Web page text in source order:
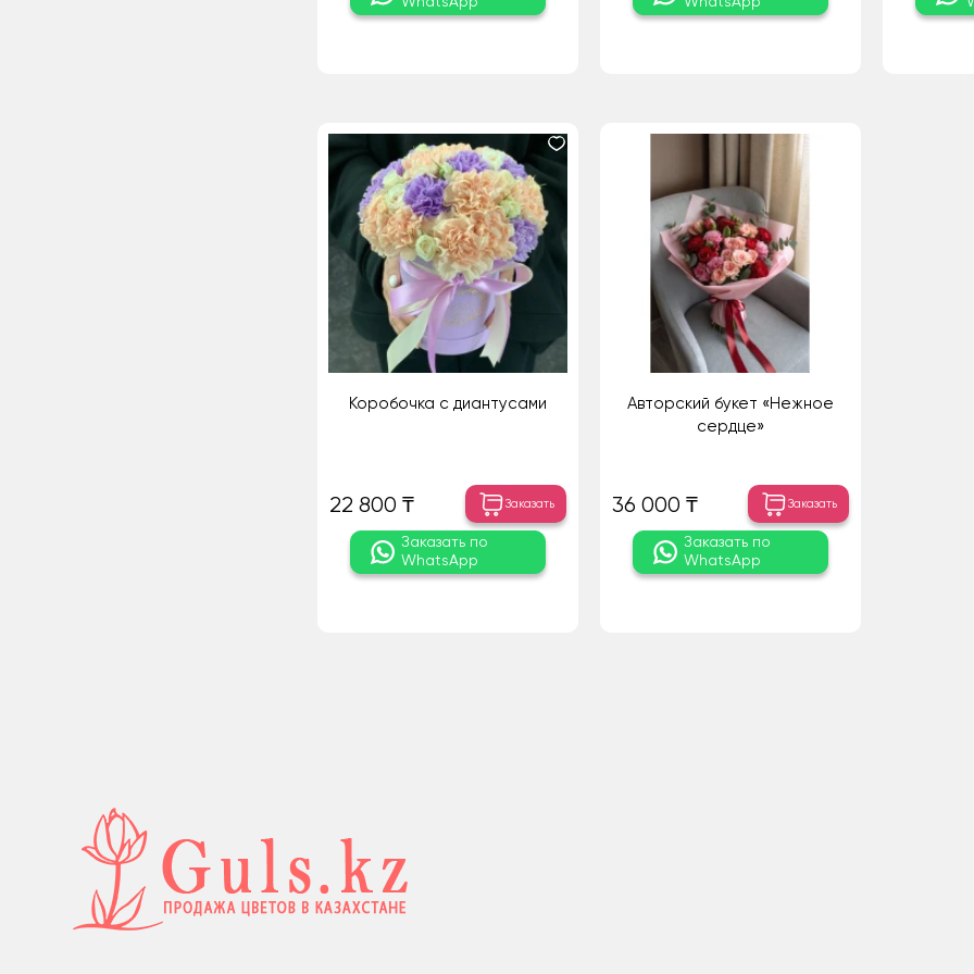
Коробочка с диантусами
22 800 ₸ Заказать
Заказать по
WhatsApp
Авторский букет «Нежное
сердце»
36 000 ₸ Заказать
Заказать по
WhatsApp